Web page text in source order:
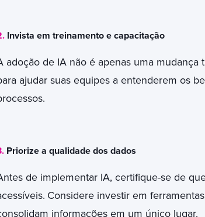
Invista em treinamento e capacitação
adoção de IA não é apenas uma
ajudar suas equipes a entenderem os
Priorize a qualidade dos dados
de implementar IA, certifique-se de
Considere investir em
informações em um único lugar.